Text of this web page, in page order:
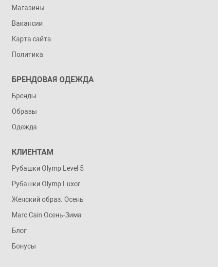
Магазины
Вакансии
Карта сайта
Политика
БРЕНДОВАЯ ОДЕЖДА
Бренды
Образы
Одежда
КЛИЕНТАМ
Рубашки Olymp Level 5
Рубашки Olymp Luxor
Женский образ. Осень
Marc Cain Осень-Зима
Блог
Бонусы